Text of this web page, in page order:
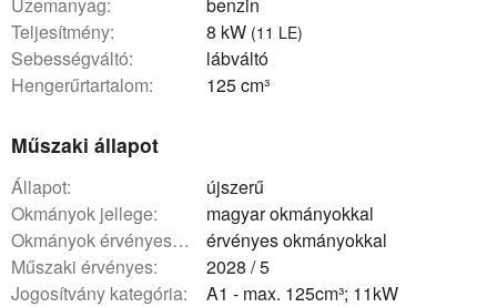
üzemanyag:
benzin
teljesítmény:
8 kW (11 LE)
sebességváltó:
lábváltó
hengerűrtartalom:
125 cm³
Műszaki állapot
állapot:
újszerű
okmányok jellege:
magyar okmányokkal
okmányok érvényessége:
érvényes okmányokkal
műszaki érvényes:
2028 / 5
Jogosítvány kategória:
A1 - max. 125cm³; 11kW